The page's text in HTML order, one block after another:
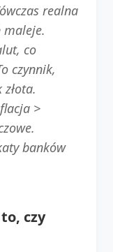
realna
co
czynnik,
>
banków
czy